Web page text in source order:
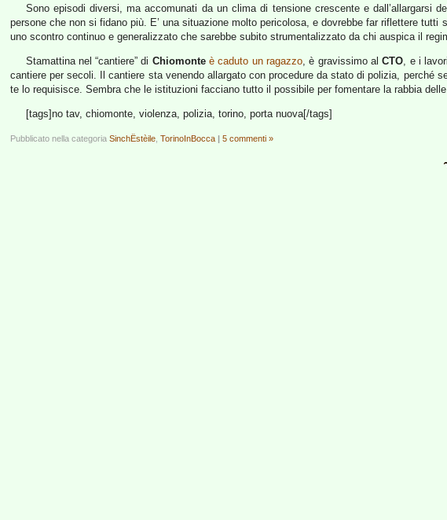
Sono episodi diversi, ma accomunati da un clima di tensione crescente e dall’allargarsi
persone che non si fidano più. E’ una situazione molto pericolosa, e dovrebbe far riflettere
uno scontro continuo e generalizzato che sarebbe subito strumentalizzato da chi auspica il
Stamattina nel “cantiere” di Chiomonte è caduto un ragazzo, è gravissimo alCTO, e i
cantiere per secoli. Il cantiere sta venendo allargato con procedure da stato di polizia, perché
te lo requisisce. Sembra che le istituzioni facciano tutto il possibile per fomentare la rabbia
[tags]no tav, chiomonte, violenza, polizia, torino, porta nuova[/tags]
Pubblicato nella categoria SinchËstèile TorinoInBocca | 5 commenti »